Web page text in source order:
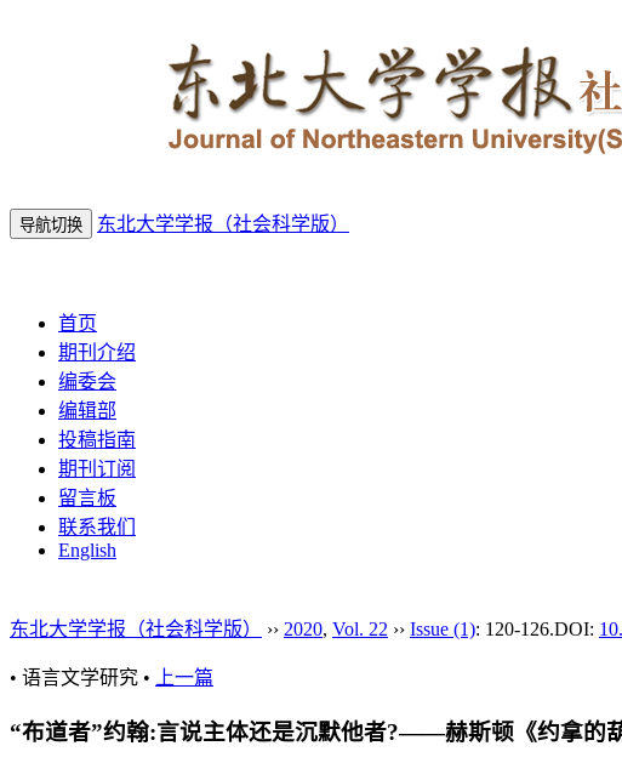
导航切换 东北大学学报（社会科学版）
首页
期刊介绍
编委会
编辑部
投稿指南
期刊订阅
留言板
联系我们
English
东北大学学报（社会科学版） ›› 2020, Vol. 22 ›› Issue (1): 120-126.DOI:
• 语言文学研究 • 上一篇
“布道者”约翰:言说主体还是沉默他者?——赫斯顿《约拿的